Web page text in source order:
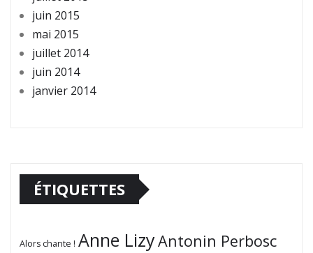
juin 2015
mai 2015
juillet 2014
juin 2014
janvier 2014
ÉTIQUETTES
Alors chante ! Anne LizyAntonin Perbosc